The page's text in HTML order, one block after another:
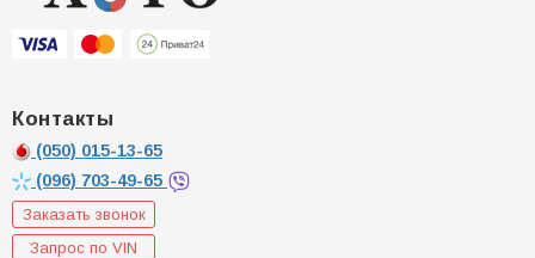
Контакты
(050) 015-13-65
(096) 703-49-65
Заказать звонок
Запрос по VIN